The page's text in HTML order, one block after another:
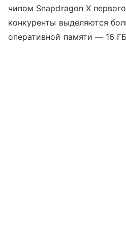
чипом Snapdragon X
конкуренты выделяются
оперативной памяти — 16